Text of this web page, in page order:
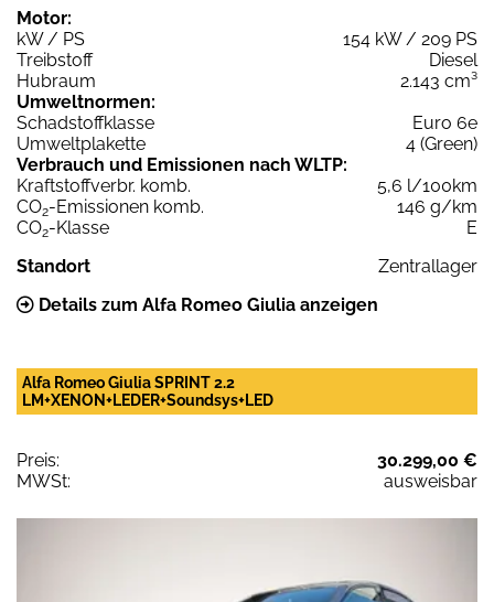
Motor:
kW / PS
154 kW / 209 PS
Treibstoff
Diesel
Hubraum
2.143 cm³
Umweltnormen:
Schadstoffklasse
Euro 6e
Umweltplakette
4 (Green)
Verbrauch und Emissionen nach WLTP:
Kraftstoffverbr. komb.
5,6 l/100km
CO2-Emissionen komb.
146 g/km
CO2-Klasse
E
Standort
Zentrallager
Details zum Alfa Romeo Giulia anzeigen
Alfa Romeo Giulia SPRINT 2.2
LM+XENON+LEDER+Soundsys+LED
Preis:
30.299,00 €
MWSt:
ausweisbar